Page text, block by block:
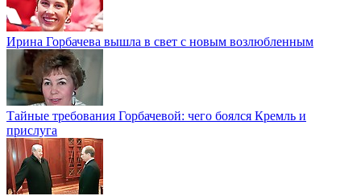
Ирина Горбачева вышла в свет с новым возлюбленным
Тайные требования Горбачевой: чего боялся Кремль и
прислуга